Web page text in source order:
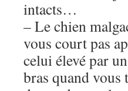
intacts…
– Le chien
vous court pas
celui élevé par
bras quand